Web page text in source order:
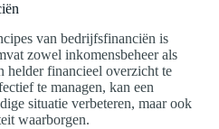
van bedrijfsfinanciën is
zowel inkomensbeheer als
helder financieel overzicht te
te managen, kan een
situatie verbeteren, maar ook
waarborgen.